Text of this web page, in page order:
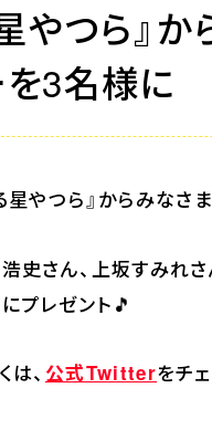
やつら』
3名様に
星やつら』からみなさ
史さん、上坂すみれ
プレゼント🎵
は、 公式Twitterをチェ